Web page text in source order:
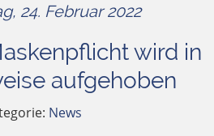
24. Februar 2022
wird in
aufgehoben
News